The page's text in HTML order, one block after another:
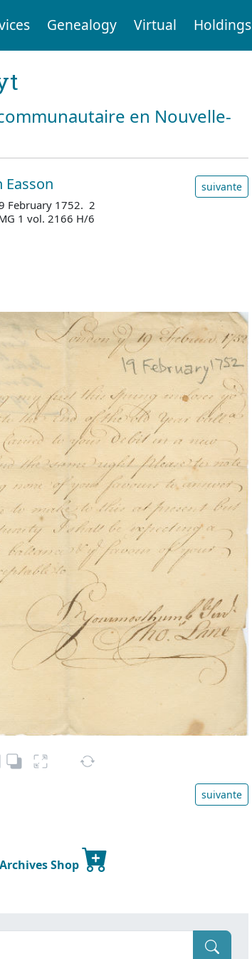
Genealogy Virtual Holdings
en Nouvelle-
Easson
February 1752. 2
1 vol. 2166 H/6
suivante
suivante
Shop